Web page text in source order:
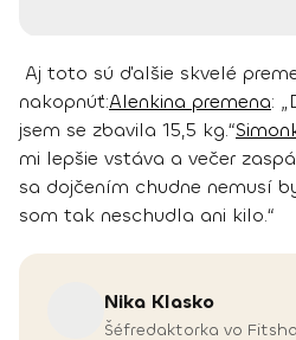
Aj toto sú ďalšie skvelé
nakopnúť:Alenkina premena:
jsem se zbavila 15,5 kg.“
mi lepšie vstáva a večer
sa dojčením chudne nemusí
som tak neschudla ani kilo.“
Nika Klasko
Šéfredaktorka vo